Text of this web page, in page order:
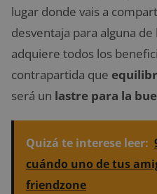
lugar donde vais a
desventaja para alguna
adquiere todos los
contrapartida que
será un lastre para la
Quizá te interese leer:
cuándo uno de tus
friendzone